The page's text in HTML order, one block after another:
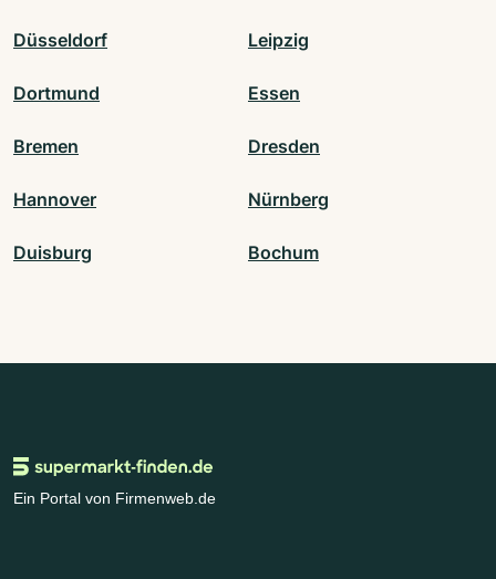
Düsseldorf Leipzig
Dortmund Essen
Bremen Dresden
Hannover Nürnberg
Duisburg Bochum
Ein Portal von Firmenweb.de